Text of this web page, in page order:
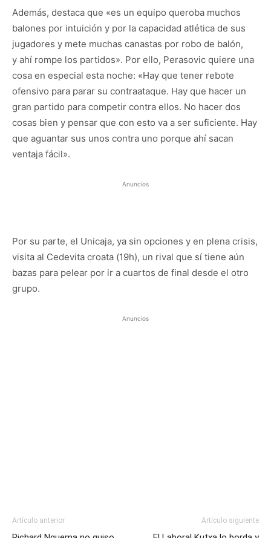
Además, destaca que «es un equipo queroba muchos
balones por intuición y por la capacidad atlética de sus
jugadores y mete muchas canastas por robo de balón,
y ahí rompe los partidos». Por ello, Perasovic quiere una
cosa en especial esta noche: «Hay que tener rebote
ofensivo para parar su contraataque. Hay que hacer un
gran partido para competir contra ellos. No hacer dos
cosas bien y pensar que con esto va a ser suficiente. Hay
que aguantar sus unos contra uno porque ahí sacan
ventaja fácil».
Anuncios
Por su parte, el Unicaja, ya sin opciones y en plena crisis,
visita al Cedevita croata (19h), un rival que sí tiene aún
bazas para pelear por ir a cuartos de final desde el otro
grupo.
Anuncios
Artículo anterior Artículo siguiente